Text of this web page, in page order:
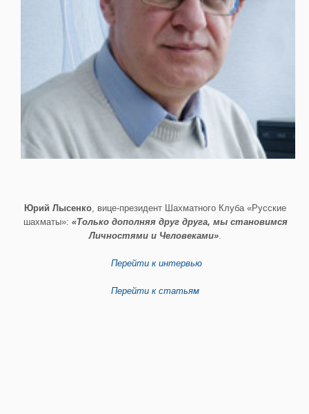
Юрий Лысенко , вице-президент Шахматного Клуба «Русские
шахматы»: «Только дополняя друг друга, мы становимся
Личностями и Человеками»
Перейти к интервью
Перейти к статьям